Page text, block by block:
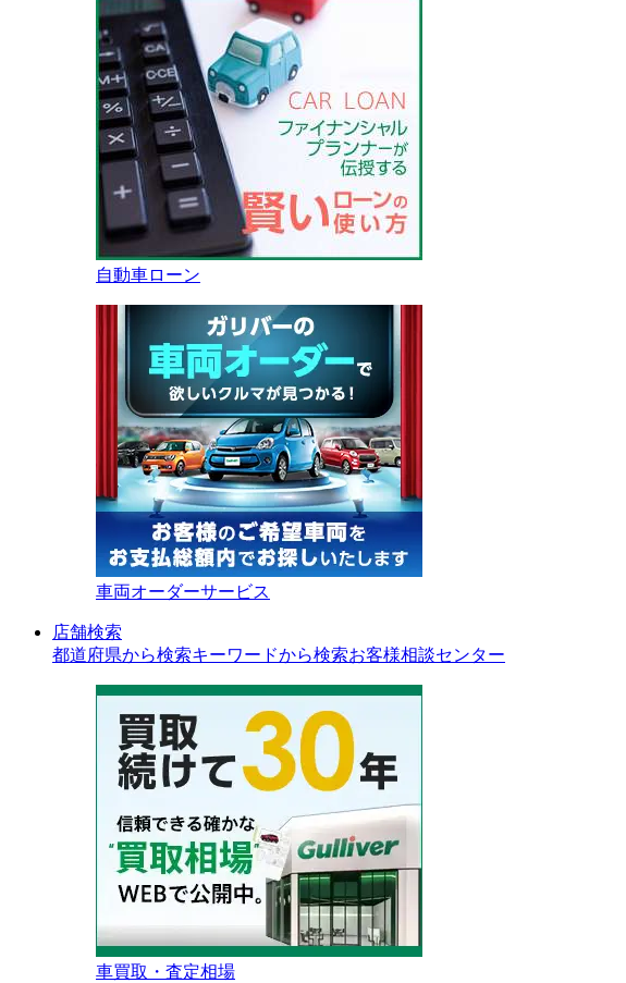
自動車ローン
車両オーダーサービス
店舗検索
都道府県から検索キーワードから検索お客様相談センター
車買取・査定相場